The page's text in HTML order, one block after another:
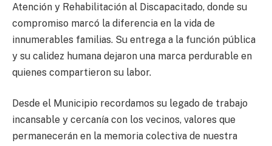
Atención y Rehabilitación al Discapacitado, donde su
compromiso marcó la diferencia en la vida de
innumerables familias. Su entrega a la función pública
y su calidez humana dejaron una marca perdurable en
quienes compartieron su labor.
Desde el Municipio recordamos su legado de trabajo
incansable y cercanía con los vecinos, valores que
permanecerán en la memoria colectiva de nuestra